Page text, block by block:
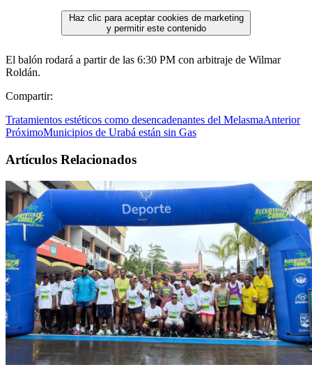
Haz clic para aceptar cookies de marketing
y permitir este contenido
El balón rodará a partir de las 6:30 PM con arbitraje de Wilmar
Roldán.
Compartir:
Tratamientos estéticos como desencadenantes del MelasmaAnterior
PróximoMunicipios de Urabá están sin Gas
Artículos Relacionados